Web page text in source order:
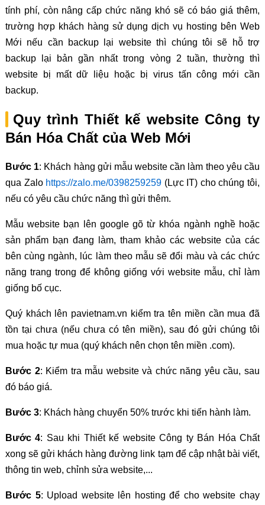
tính phí, còn nâng cấp chức năng khó sẽ có báo giá thêm,
trường hợp khách hàng sử dụng dịch vụ hosting bên Web
Mới nếu cần backup lại website thì chúng tôi sẽ hỗ trợ
backup lại bản gần nhất trong vòng 2 tuần, thường thì
website bị mất dữ liệu hoặc bị virus tấn công mới cần
backup.
Quy trình Thiết kế website Công ty
Bán Hóa Chất của Web Mới
Bước 1: Khách hàng gửi mẫu website cần làm theo yêu cầu
qua Zalo https://zalo.me/0398259259 (Lực IT) cho chúng tôi,
nếu có yêu cầu chức năng thì gửi thêm.
Mẫu website bạn lên google gõ từ khóa ngành nghề hoặc
sản phẩm bạn đang làm, tham khảo các website của các
bên cùng ngành, lúc làm theo mẫu sẽ đổi màu và các chức
năng trang trong để không giống với website mẫu, chỉ làm
giống bố cục.
Quý khách lên pavietnam.vn kiểm tra tên miền cần mua đã
tồn tại chưa (nếu chưa có tên miền), sau đó gửi chúng tôi
mua hoặc tự mua (quý khách nên chọn tên miền .com).
Bước 2: Kiểm tra mẫu website và chức năng yêu cầu, sau
đó báo giá.
Bước 3: Khách hàng chuyển 50% trước khi tiến hành làm.
Bước 4: Sau khi Thiết kế website Công ty Bán Hóa Chất
xong sẽ gửi khách hàng đường link tạm để cập nhật bài viết,
thông tin web, chỉnh sửa website,...
Bước 5: Upload website lên hosting để cho website chạy